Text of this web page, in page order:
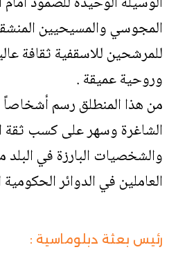
المجوسي والمسيحيين
للمرشحين للاسقفية ثقافة
وروحية عميقة .
من هذا المنطلق رسم
الشاغرة وسهر على كسب ثقة
والشخصيات البارزة في
العاملين في الدوائر
رئيس بعثة دبلوماسية :